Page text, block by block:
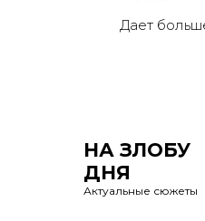
Дает
НА ЗЛОБУ
ДНЯ
Актуальные сюжеты